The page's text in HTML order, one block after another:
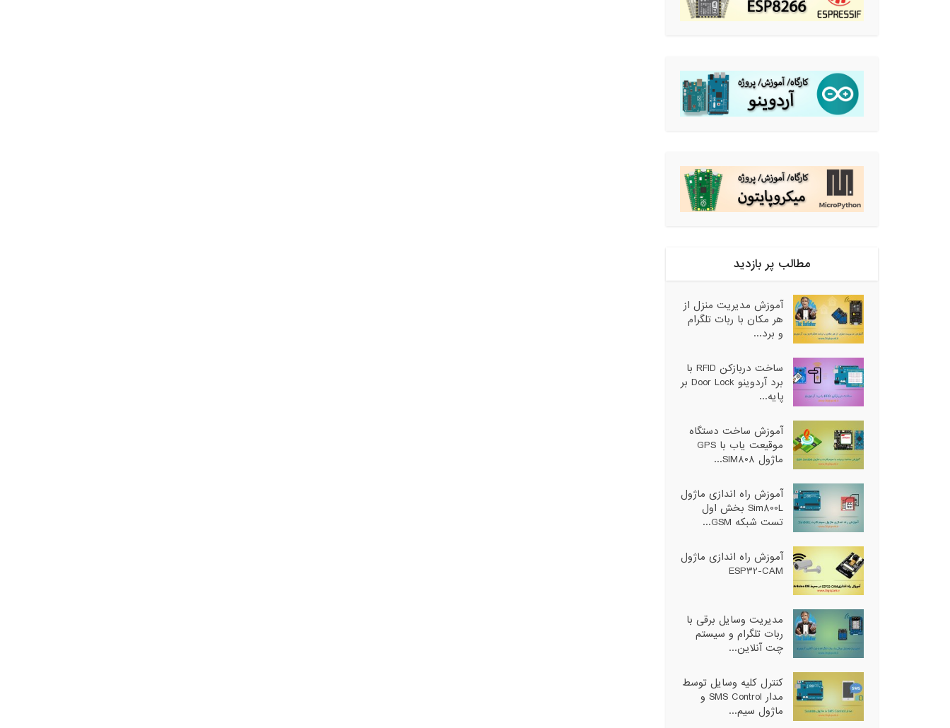
مطالب پر بازدید
آموزش مدیریت منزل از
هر مکان با ربات تلگرام
و برد...
ساخت دربازکن RFID با
برد آردوینو Door Lock بر
پایه...
آموزش ساخت دستگاه
موقیعت یاب با GPS
ماژول SIM808...
آموزش راه اندازی ماژول
Sim800L بخش اول
تست شبکه GSM...
آموزش راه اندازی ماژول
ESP32-CAM
مدیریت وسایل برقی با
ربات تلگرام و سیستم
چت آنلاین...
کنترل کلیه وسایل توسط
مدار SMS Control و
ماژول سیم...